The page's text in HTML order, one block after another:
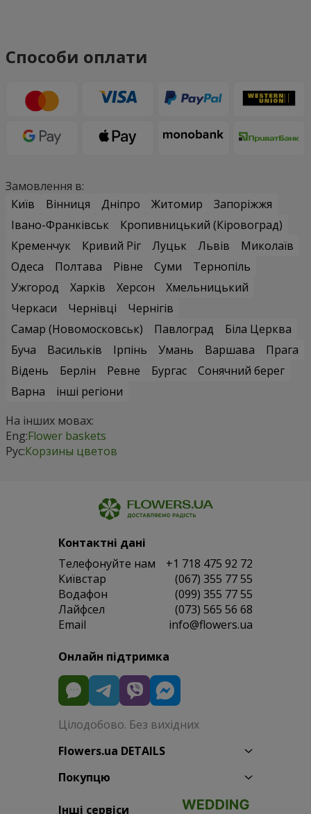
Способи оплати
Замовлення в:
Київ
Вінниця Дніпро Житомир
Запоріжжя
Івано-Франківськ
Кропивницький (Кіровоград)
Кременчук
Кривий Ріг Луцьк Львів
Миколаїв
Одеса
Полтава Рівне Суми
Тернопіль
Ужгород
Харків Херсон
Хмельницький
Черкаси
Чернівці
Чернігів
Самар (Новомосковськ)
Павлоград
Біла Церква
Буча
Васильків Ірпінь Умань Варшава
Прага
Відень
Берлін Ревне Бургас
Сонячний берег
Варна
інші регіони
На інших мовах:
Eng:Flower baskets
Рус:Корзины цветов
Контактні дані
Телефонуйте нам
+1 718 475 92 72
Київстар
(067) 355 77 55
Водафон
(099) 355 77 55
Лайфсел
(073) 565 56 68
Email
info@flowers.ua
Онлайн підтримка
Цілодобово. Без вихідних
Flowers.ua DETAILS
Покупцю
Інші сервіси